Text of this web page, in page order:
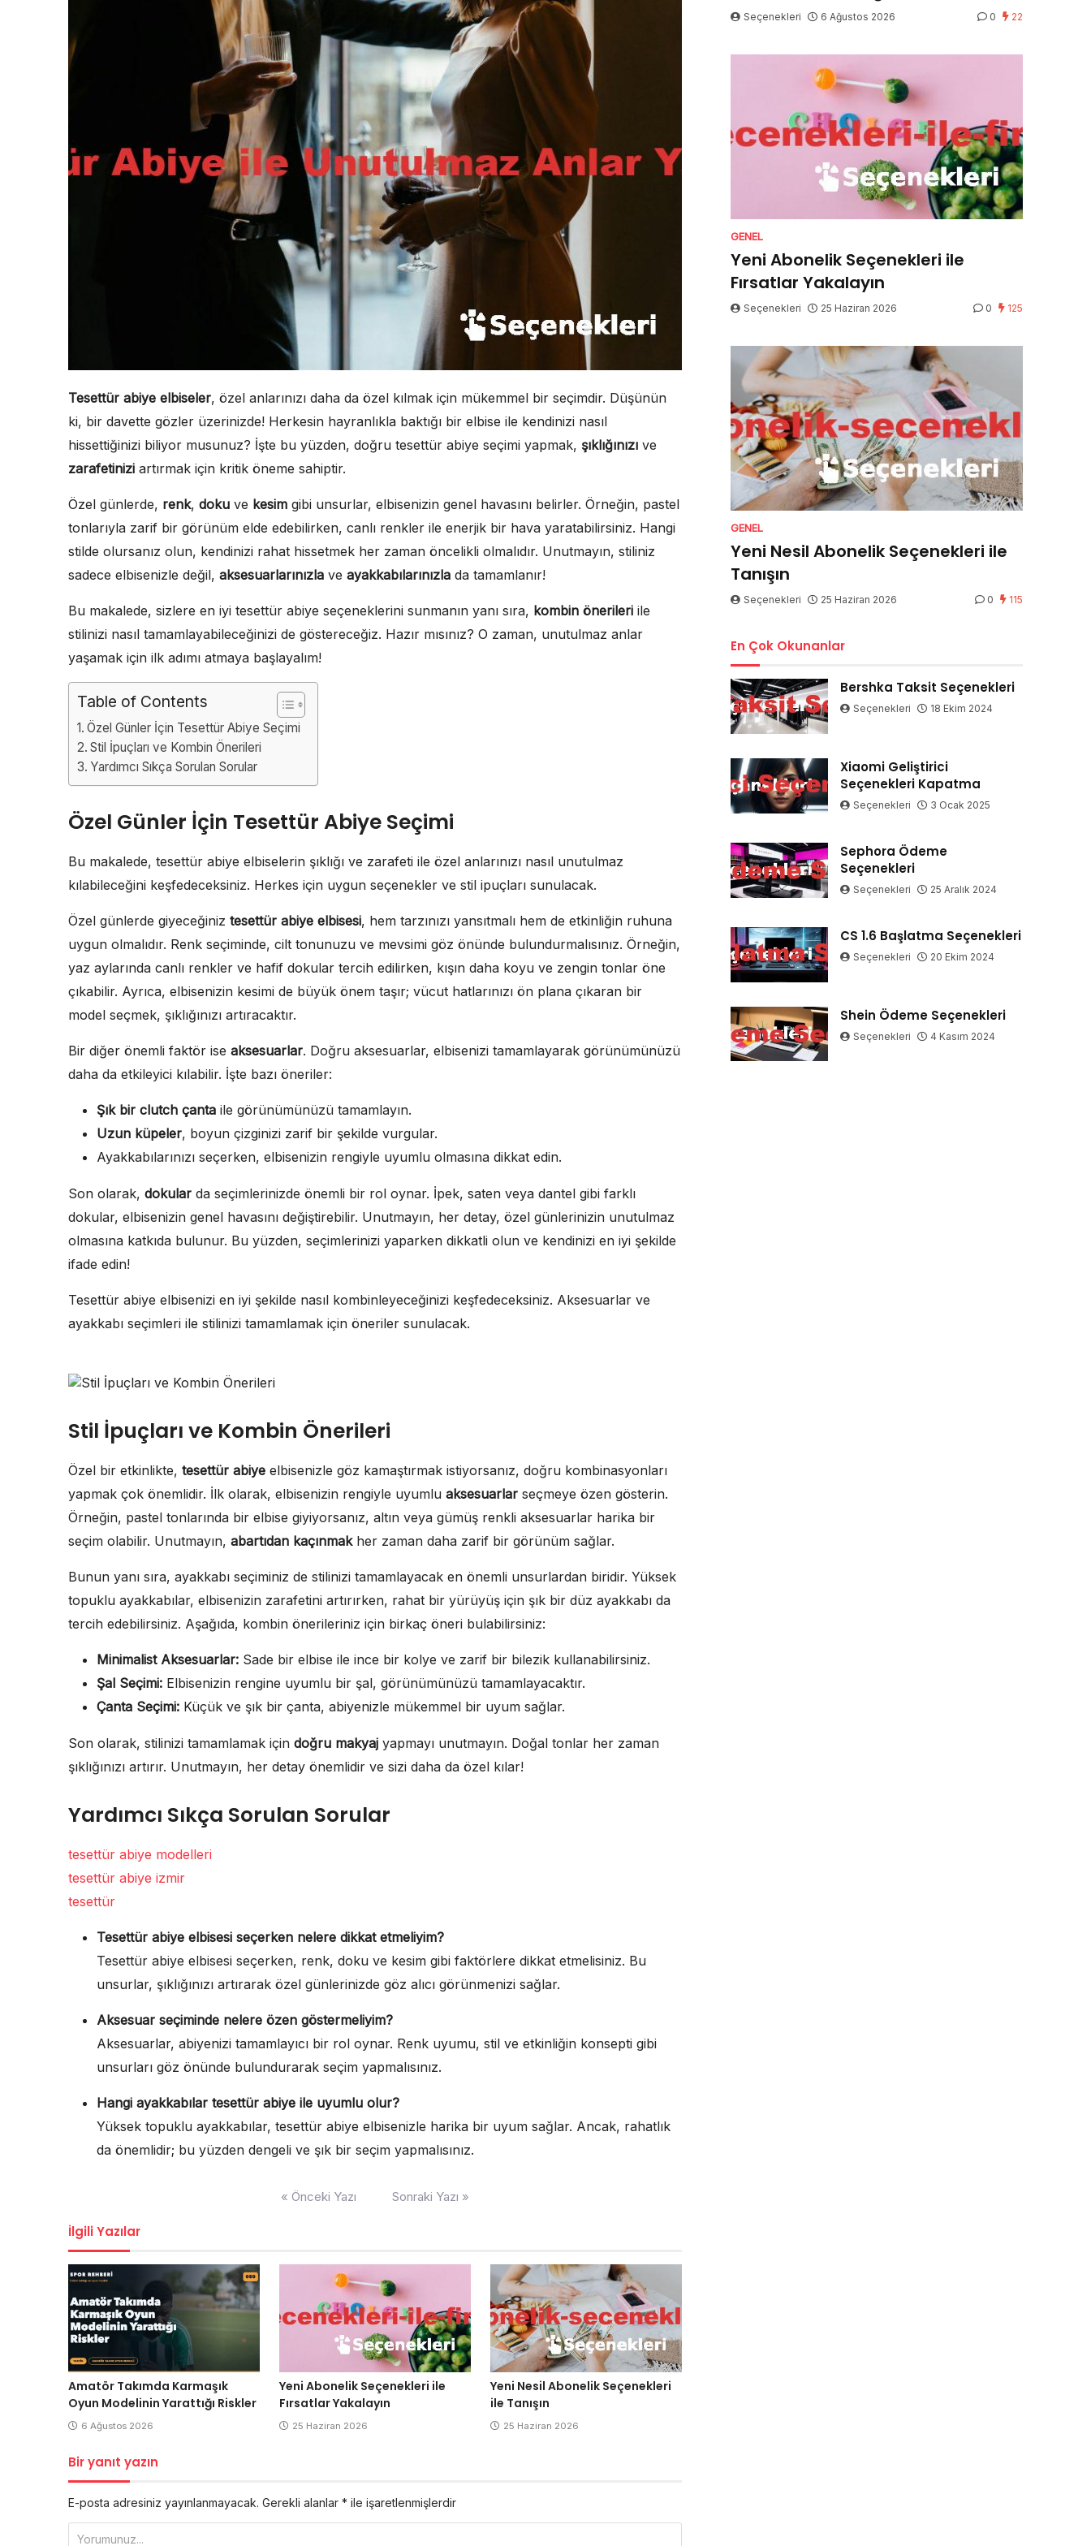
Tesettür abiye elbiseler, özel anlarınızı daha da özel kılmak için mükemmel bir seçimdir. Düşünün
ki, bir davette gözler üzerinizde! Herkesin hayranlıkla baktığı bir elbise ile kendinizi nasıl
hissettiğinizi biliyor musunuz? İşte bu yüzden, doğru tesettür abiye seçimi yapmak, şıklığınızı ve
zarafetinizi artırmak için kritik öneme sahiptir.
Özel günlerde, renk, doku ve kesim gibi unsurlar, elbisenizin genel havasını belirler. Örneğin, pastel
tonlarıyla zarif bir görünüm elde edebilirken, canlı renkler ile enerjik bir hava yaratabilirsiniz. Hangi
stilde olursanız olun, kendinizi rahat hissetmek her zaman öncelikli olmalıdır. Unutmayın, stiliniz
sadece elbisenizle değil, aksesuarlarınızla ve ayakkabılarınızla da tamamlanır!
Bu makalede, sizlere en iyi tesettür abiye seçeneklerini sunmanın yanı sıra, kombin önerileri ile
stilinizi nasıl tamamlayabileceğinizi de göstereceğiz. Hazır mısınız? O zaman, unutulmaz anlar
yaşamak için ilk adımı atmaya başlayalım!
Table of Contents
Özel Günler İçin Tesettür Abiye Seçimi
Stil İpuçları ve Kombin Önerileri
Yardımcı Sıkça Sorulan Sorular
Özel Günler İçin Tesettür Abiye Seçimi
Bu makalede, tesettür abiye elbiselerin şıklığı ve zarafeti ile özel anlarınızı nasıl unutulmaz
kılabileceğini keşfedeceksiniz. Herkes için uygun seçenekler ve stil ipuçları sunulacak.
Özel günlerde giyeceğiniz tesettür abiye elbisesi, hem tarzınızı yansıtmalı hem de etkinliğin ruhuna
uygun olmalıdır. Renk seçiminde, cilt tonunuzu ve mevsimi göz önünde bulundurmalısınız. Örneğin,
yaz aylarında canlı renkler ve hafif dokular tercih edilirken, kışın daha koyu ve zengin tonlar öne
çıkabilir. Ayrıca, elbisenizin kesimi de büyük önem taşır; vücut hatlarınızı ön plana çıkaran bir
model seçmek, şıklığınızı artıracaktır.
Bir diğer önemli faktör ise aksesuarlar. Doğru aksesuarlar, elbisenizi tamamlayarak görünümünüzü
daha da etkileyici kılabilir. İşte bazı öneriler:
Şık bir clutch çanta ile görünümünüzü tamamlayın.
Uzun küpeler, boyun çizginizi zarif bir şekilde vurgular.
Ayakkabılarınızı seçerken, elbisenizin rengiyle uyumlu olmasına dikkat edin.
Son olarak, dokular da seçimlerinizde önemli bir rol oynar. İpek, saten veya dantel gibi farklı
dokular, elbisenizin genel havasını değiştirebilir. Unutmayın, her detay, özel günlerinizin unutulmaz
olmasına katkıda bulunur. Bu yüzden, seçimlerinizi yaparken dikkatli olun ve kendinizi en iyi şekilde
ifade edin!
Tesettür abiye elbisenizi en iyi şekilde nasıl kombinleyeceğinizi keşfedeceksiniz. Aksesuarlar ve
ayakkabı seçimleri ile stilinizi tamamlamak için öneriler sunulacak.
Stil İpuçları ve Kombin Önerileri
Özel bir etkinlikte, tesettür abiye elbisenizle göz kamaştırmak istiyorsanız, doğru kombinasyonları
yapmak çok önemlidir. İlk olarak, elbisenizin rengiyle uyumlu aksesuarlar seçmeye özen gösterin.
Örneğin, pastel tonlarında bir elbise giyiyorsanız, altın veya gümüş renkli aksesuarlar harika bir
seçim olabilir. Unutmayın, abartıdan kaçınmakher zaman daha zarif bir görünüm sağlar.
Bunun yanı sıra, ayakkabı seçiminiz de stilinizi tamamlayacak en önemli unsurlardan biridir. Yüksek
topuklu ayakkabılar, elbisenizin zarafetini artırırken, rahat bir yürüyüş için şık bir düz ayakkabı da
tercih edebilirsiniz. Aşağıda, kombin önerileriniz için birkaç öneri bulabilirsiniz:
Minimalist Aksesuarlar: Sade bir elbise ile ince bir kolye ve zarif bir bilezik kullanabilirsiniz.
Şal Seçimi: Elbisenizin rengine uyumlu bir şal, görünümünüzü tamamlayacaktır.
Çanta Seçimi: Küçük ve şık bir çanta, abiyenizle mükemmel bir uyum sağlar.
Son olarak, stilinizi tamamlamak için doğru makyaj yapmayı unutmayın. Doğal tonlar her zaman
şıklığınızı artırır. Unutmayın, her detay önemlidir ve sizi daha da özel kılar!
Yardımcı Sıkça Sorulan Sorular
tesettür abiye modelleri
tesettür abiye izmir
tesettür
Tesettür abiye elbisesi seçerken nelere dikkat etmeliyim?
Tesettür abiye elbisesi seçerken, renk, doku ve kesim gibi faktörlere dikkat etmelisiniz. Bu
unsurlar, şıklığınızı artırarak özel günlerinizde göz alıcı görünmenizi sağlar.
Aksesuar seçiminde nelere özen göstermeliyim?
Aksesuarlar, abiyenizi tamamlayıcı bir rol oynar. Renk uyumu, stil ve etkinliğin konsepti gibi
unsurları göz önünde bulundurarak seçim yapmalısınız.
Hangi ayakkabılar tesettür abiye ile uyumlu olur?
Yüksek topuklu ayakkabılar, tesettür abiye elbisenizle harika bir uyum sağlar. Ancak, rahatlık
da önemlidir; bu yüzden dengeli ve şık bir seçim yapmalısınız.
« Önceki Yazı Sonraki Yazı »
İlgili Yazılar
Amatör Takımda Karmaşık
Oyun Modelinin Yarattığı Riskler
6 Ağustos 2026
Yeni Abonelik Seçenekleri ile
Fırsatlar Yakalayın
25 Haziran 2026
Yeni Nesil Abonelik Seçenekleri
ile Tanışın
25 Haziran 2026
Bir yanıt yazın
E-posta adresiniz yayınlanmayacak. Gerekli alanlar * ile işaretlenmişlerdir
Seçenekleri 6 Ağustos 2026 0 22
GENEL
Yeni Abonelik Seçenekleri ile
Fırsatlar Yakalayın
Seçenekleri 25 Haziran 2026 0 125
GENEL
Yeni Nesil Abonelik Seçenekleri ile
Tanışın
Seçenekleri 25 Haziran 2026 0 115
En Çok Okunanlar
Bershka Taksit Seçenekleri
Seçenekleri 18 Ekim 2024
Xiaomi Geliştirici
Seçenekleri Kapatma
Seçenekleri 3 Ocak 2025
Sephora Ödeme
Seçenekleri
Seçenekleri 25 Aralık 2024
CS 1.6 Başlatma Seçenekleri
Seçenekleri 20 Ekim 2024
Shein Ödeme Seçenekleri
Seçenekleri 4 Kasım 2024